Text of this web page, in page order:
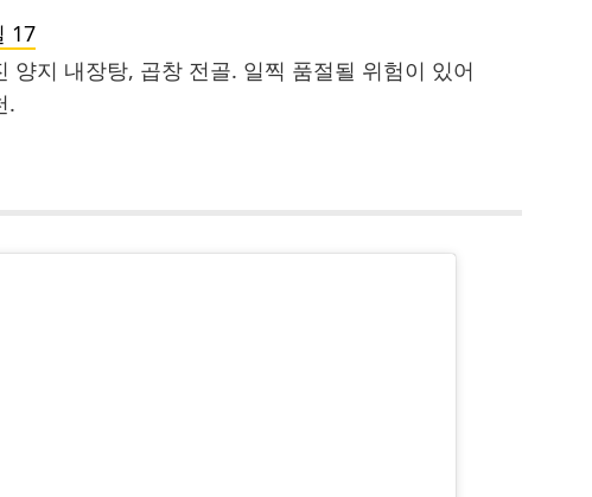
17
양지 내장탕, 곱창 전골. 일찍 품절될 위험이 있어
.